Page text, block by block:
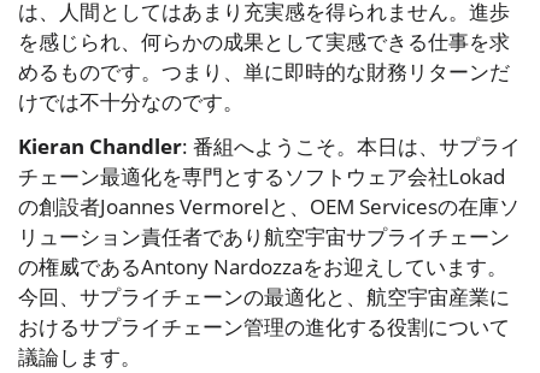
は、人間としてはあまり充実感を得られません。進歩
を感じられ、何らかの成果として実感できる仕事を求
めるものです。つまり、単に即時的な財務リターンだ
けでは不十分なのです。
Kieran Chandler: 番組へようこそ。本日は、サプライ
チェーン最適化を専門とするソフトウェア会社Lokad
の創設者Joannes Vermorelと、OEM Servicesの在庫ソ
リューション責任者であり航空宇宙サプライチェーン
の権威であるAntony Nardozzaをお迎えしています。
今回、サプライチェーンの最適化と、航空宇宙産業に
おけるサプライチェーン管理の進化する役割について
議論します。